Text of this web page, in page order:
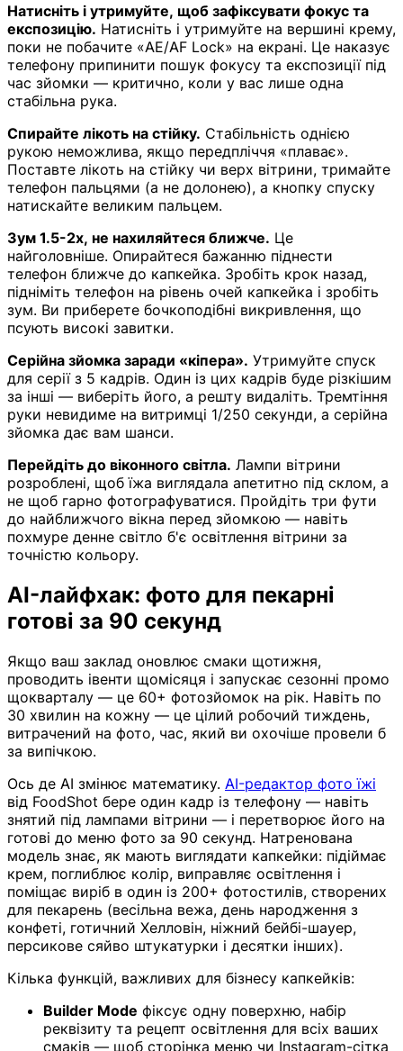
Натисніть і утримуйте, щоб зафіксувати фокус та
експозицію. Натисніть і утримуйте на вершині крему,
поки не побачите «AE/AF Lock» на екрані. Це наказує
телефону припинити пошук фокусу та експозиції під
час зйомки — критично, коли у вас лише одна
стабільна рука.
Спирайте лікоть на стійку. Стабільність однією
рукою неможлива, якщо передпліччя «плаває».
Поставте лікоть на стійку чи верх вітрини, тримайте
телефон пальцями (а не долонею), а кнопку спуску
натискайте великим пальцем.
Зум 1.5-2x, не нахиляйтеся ближче. Це
найголовніше. Опирайтеся бажанню піднести
телефон ближче до капкейка. Зробіть крок назад,
підніміть телефон на рівень очей капкейка і зробіть
зум. Ви приберете бочкоподібні викривлення, що
псують високі завитки.
Серійна зйомка заради «кіпера». Утримуйте спуск
для серії з 5 кадрів. Один із цих кадрів буде різкішим
за інші — виберіть його, а решту видаліть. Тремтіння
руки невидиме на витримці 1/250 секунди, а серійна
зйомка дає вам шанси.
Перейдіть до віконного світла. Лампи вітрини
розроблені, щоб їжа виглядала апетитно під склом, а
не щоб гарно фотографуватися. Пройдіть три фути
до найближчого вікна перед зйомкою — навіть
похмуре денне світло б'є освітлення вітрини за
точністю кольору.
AI-лайфхак: фото для пекарні
готові за 90 секунд
Якщо ваш заклад оновлює смаки щотижня,
проводить івенти щомісяця і запускає сезонні промо
щокварталу — це 60+ фотозйомок на рік. Навіть по
30 хвилин на кожну — це цілий робочий тиждень,
витрачений на фото, час, який ви охочіше провели б
за випічкою.
Ось де AI змінює математику. AI-редактор фото їжі
від FoodShot бере один кадр із телефону — навіть
знятий під лампами вітрини — і перетворює його на
готові до меню фото за 90 секунд. Натренована
модель знає, як мають виглядати капкейки: підіймає
крем, поглиблює колір, виправляє освітлення і
поміщає виріб в один із 200+ фотостилів, створених
для пекарень (весільна вежа, день народження з
конфеті, готичний Хелловін, ніжний бейбі-шауер,
персикове сяйво штукатурки і десятки інших).
Кілька функцій, важливих для бізнесу капкейків:
Builder Mode фіксує одну поверхню, набір
реквізиту та рецепт освітлення для всіх ваших
смаків — щоб сторінка меню чи Instagram-сітка